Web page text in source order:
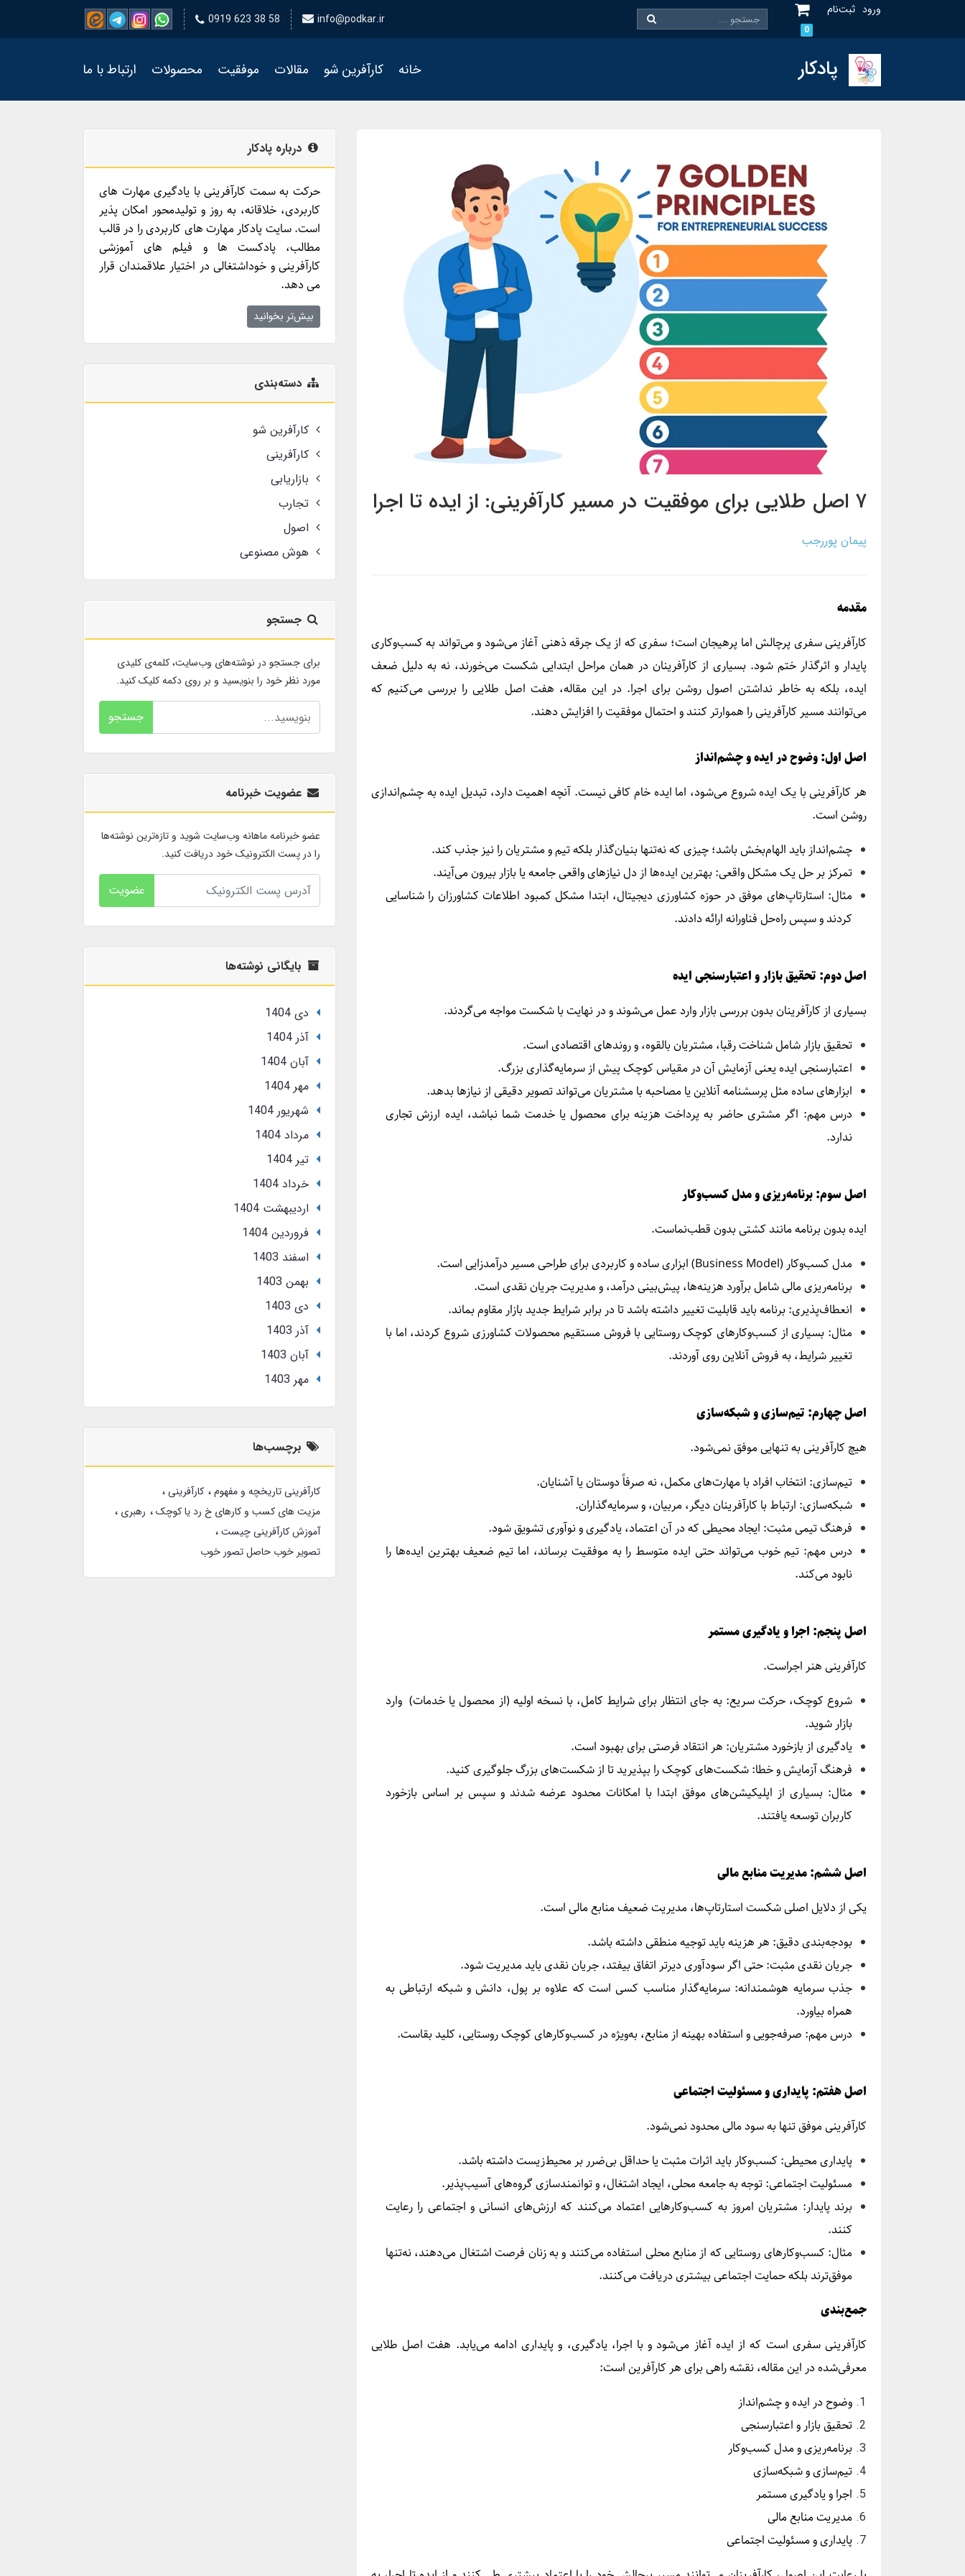
ورود ثبت‌نام
0
0919 623 38 58 info@podkar.ir
پادکار خانه کارآفرین شو مقالات موفقیت محصولات ارتباط با ما
۷ اصل طلایی برای موفقیت در مسیر کارآفرینی: از ایده تا اجرا
پیمان پوررجب
مقدمه
کارآفرینی سفری پرچالش اما پرهیجان است؛ سفری که از یک جرقه ذهنی آغاز می‌شود و می‌تواند به کسب‌وکاری
پایدار و اثرگذار ختم شود. بسیاری از کارآفرینان در همان مراحل ابتدایی شکست می‌خورند، نه به دلیل ضعف
ایده، بلکه به خاطر نداشتن اصول روشن برای اجرا. در این مقاله، هفت اصل طلایی را بررسی می‌کنیم که
می‌توانند مسیر کارآفرینی را هموارتر کنند و احتمال موفقیت را افزایش دهند.
اصل اول: وضوح در ایده و چشم‌انداز
هر کارآفرینی با یک ایده شروع می‌شود، اما ایده خام کافی نیست. آنچه اهمیت دارد، تبدیل ایده به چشم‌اندازی
روشن است.
چشم‌انداز باید الهام‌بخش باشد؛ چیزی که نه‌تنها بنیان‌گذار بلکه تیم و مشتریان را نیز جذب کند.
تمرکز بر حل یک مشکل واقعی: بهترین ایده‌ها از دل نیازهای واقعی جامعه یا بازار بیرون می‌آیند.
مثال: استارتاپ‌های موفق در حوزه کشاورزی دیجیتال، ابتدا مشکل کمبود اطلاعات کشاورزان را شناسایی
کردند و سپس راه‌حل فناورانه ارائه دادند.
اصل دوم: تحقیق بازار و اعتبارسنجی ایده
بسیاری از کارآفرینان بدون بررسی بازار وارد عمل می‌شوند و در نهایت با شکست مواجه می‌گردند.
تحقیق بازار شامل شناخت رقبا، مشتریان بالقوه، و روندهای اقتصادی است.
اعتبارسنجی ایده یعنی آزمایش آن در مقیاس کوچک پیش از سرمایه‌گذاری بزرگ.
ابزارهای ساده مثل پرسشنامه آنلاین یا مصاحبه با مشتریان می‌تواند تصویر دقیقی از نیازها بدهد.
درس مهم: اگر مشتری حاضر به پرداخت هزینه برای محصول یا خدمت شما نباشد، ایده ارزش تجاری
ندارد.
اصل سوم: برنامه‌ریزی و مدل کسب‌وکار
ایده بدون برنامه مانند کشتی بدون قطب‌نماست.
مدل کسب‌وکار (Business Model) ابزاری ساده و کاربردی برای طراحی مسیر درآمدزایی است.
برنامه‌ریزی مالی شامل برآورد هزینه‌ها، پیش‌بینی درآمد، و مدیریت جریان نقدی است.
انعطاف‌پذیری: برنامه باید قابلیت تغییر داشته باشد تا در برابر شرایط جدید بازار مقاوم بماند.
مثال: بسیاری از کسب‌وکارهای کوچک روستایی با فروش مستقیم محصولات کشاورزی شروع کردند، اما با
تغییر شرایط، به فروش آنلاین روی آوردند.
اصل چهارم: تیم‌سازی و شبکه‌سازی
هیچ کارآفرینی به تنهایی موفق نمی‌شود.
تیم‌سازی: انتخاب افراد با مهارت‌های مکمل، نه صرفاً دوستان یا آشنایان.
شبکه‌سازی: ارتباط با کارآفرینان دیگر، مربیان، و سرمایه‌گذاران.
فرهنگ تیمی مثبت: ایجاد محیطی که در آن اعتماد، یادگیری و نوآوری تشویق شود.
درس مهم: تیم خوب می‌تواند حتی ایده متوسط را به موفقیت برساند، اما تیم ضعیف بهترین ایده‌ها را
نابود می‌کند.
اصل پنجم: اجرا و یادگیری مستمر
کارآفرینی هنر اجراست.
شروع کوچک، حرکت سریع: به جای انتظار برای شرایط کامل، با نسخه اولیه (از محصول یا خدمات) وارد
بازار شوید.
یادگیری از بازخورد مشتریان: هر انتقاد فرصتی برای بهبود است.
فرهنگ آزمایش و خطا: شکست‌های کوچک را بپذیرید تا از شکست‌های بزرگ جلوگیری کنید.
مثال: بسیاری از اپلیکیشن‌های موفق ابتدا با امکانات محدود عرضه شدند و سپس بر اساس بازخورد
کاربران توسعه یافتند.
اصل ششم: مدیریت منابع مالی
یکی از دلایل اصلی شکست استارتاپ‌ها، مدیریت ضعیف منابع مالی است.
بودجه‌بندی دقیق: هر هزینه باید توجیه منطقی داشته باشد.
جریان نقدی مثبت: حتی اگر سودآوری دیرتر اتفاق بیفتد، جریان نقدی باید مدیریت شود.
جذب سرمایه هوشمندانه: سرمایه‌گذار مناسب کسی است که علاوه بر پول، دانش و شبکه ارتباطی به
همراه بیاورد.
درس مهم: صرفه‌جویی و استفاده بهینه از منابع، به‌ویژه در کسب‌وکارهای کوچک روستایی، کلید بقاست.
اصل هفتم: پایداری و مسئولیت اجتماعی
کارآفرینی موفق تنها به سود مالی محدود نمی‌شود.
پایداری محیطی: کسب‌وکار باید اثرات مثبت یا حداقل بی‌ضرر بر محیط‌زیست داشته باشد.
مسئولیت اجتماعی: توجه به جامعه محلی، ایجاد اشتغال، و توانمندسازی گروه‌های آسیب‌پذیر.
برند پایدار: مشتریان امروز به کسب‌وکارهایی اعتماد می‌کنند که ارزش‌های انسانی و اجتماعی را رعایت
کنند.
مثال: کسب‌وکارهای روستایی که از منابع محلی استفاده می‌کنند و به زنان فرصت اشتغال می‌دهند، نه‌تنها
موفق‌ترند بلکه حمایت اجتماعی بیشتری دریافت می‌کنند.
جمع‌بندی
کارآفرینی سفری است که از ایده آغاز می‌شود و با اجرا، یادگیری، و پایداری ادامه می‌یابد. هفت اصل طلایی
معرفی‌شده در این مقاله، نقشه راهی برای هر کارآفرین است:
وضوح در ایده و چشم‌انداز
تحقیق بازار و اعتبارسنجی
برنامه‌ریزی و مدل کسب‌وکار
تیم‌سازی و شبکه‌سازی
اجرا و یادگیری مستمر
مدیریت منابع مالی
پایداری و مسئولیت اجتماعی
درباره پادکار
حرکت به سمت کارآفرینی با یادگیری مهارت­ های
کاربردی، خلاقانه، به روز و تولیدمحور امکان­ پذیر
است. سایت پادکار مهارت­ های کاربردی را در قالب
مطالب، پادکست­ ها و فیلم ­های آموزشی
کارآفرینی و خوداشتغالی در اختیار علاقمندان قرار
می ­دهد.
بیش‌تر بخوانید
دسته‌بندی
کارآفرین شو
کارآفرینی
بازاریابی
تجارب
اصول
هوش مصنوعی
جستجو
برای جستجو در نوشته‌های وب‌سایت، کلمه‌ی کلیدی
مورد نظر خود را بنویسید و بر روی دکمه کلیک کنید.
جستجو
عضویت خبرنامه
عضو خبرنامه ماهانه وب‌سایت شوید و تازه‌ترین نوشته‌ها
را در پست الکترونیک خود دریافت کنید.
عضویت
بایگانی نوشته‌ها
دی 1404
آذر 1404
آبان 1404
مهر 1404
شهریور 1404
مرداد 1404
تير 1404
خرداد 1404
ارديبهشت 1404
فروردین 1404
اسفند 1403
بهمن 1403
دی 1403
آذر 1403
آبان 1403
مهر 1403
برچسب‌ها
کارآفرینی تاریخچه و مفهوم
کارآفرینی
مزیت های کسب و کارهای خ رد یا کوچک
رهبری
آموزش کارآفرینی چیست
تصویر خوب حاصل تصور خوب